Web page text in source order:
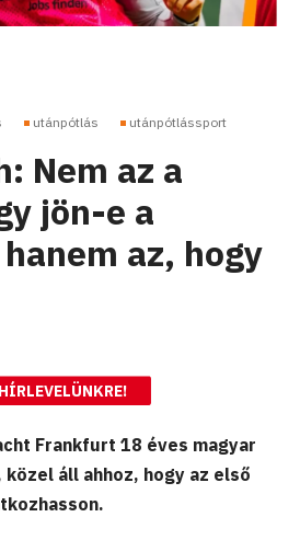
utánpótlás utánpótlássport
Nem az a
jön-e a
az, hogy
Frankfurt 18 éves magyar
áll ahhoz, hogy az első